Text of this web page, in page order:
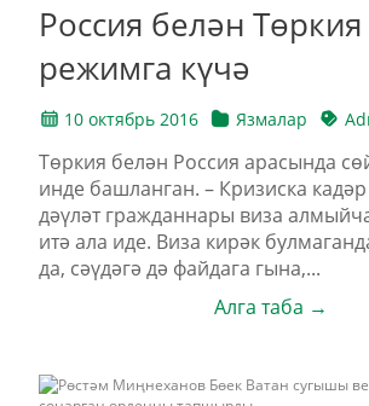
Россия белән
режимга күчә
10 октябрь 2016 Язмалар
Төркия белән Россия арасында
инде башланган. – Кризиска
дәүләт гражданнары виза
итә ала иде. Виза кирәк
да, сәүдәгә дә файдага гына,...
Алга таба →